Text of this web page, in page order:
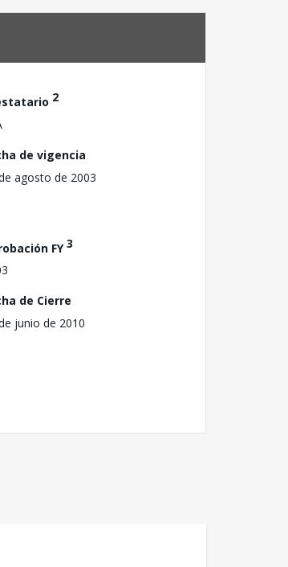
2
de vigencia
agosto de 2003
FY3
de Cierre
junio de 2010